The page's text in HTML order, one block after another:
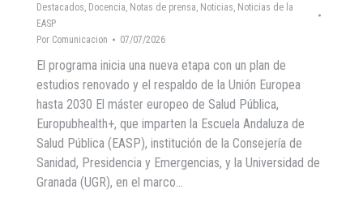
Destacados, Docencia, Notas de prensa, Noticias, Noticias de la
EASP
Por Comunicacion 07/07/2026
El programa inicia una nueva etapa con un plan de
estudios renovado y el respaldo de la Unión Europea
hasta 2030 El máster europeo de Salud Pública,
Europubhealth+, que imparten la Escuela Andaluza de
Salud Pública (EASP), institución de la Consejería de
Sanidad, Presidencia y Emergencias, y la Universidad de
Granada (UGR), en el marco…